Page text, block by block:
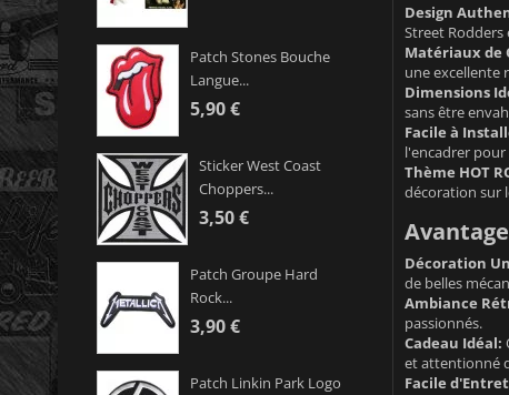
Patch Stones Bouche
Langue...
5,90 €
Sticker West Coast
Choppers...
3,50 €
Patch Groupe Hard
Rock...
3,90 €
Patch Linkin Park Logo
Design
Street Rodders
Matériaux de
une excellente
Dimensions
sans être
Facile à
l'encadrer
Thème HOT
décoration sur
Décoration
de belles
Ambiance
passionnés.
Cadeau Idéal:
et attentionné
Facile